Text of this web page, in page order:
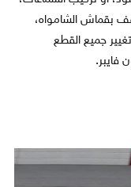
بقماش الشامواه،
تغيير جميع القطع
فايبر.